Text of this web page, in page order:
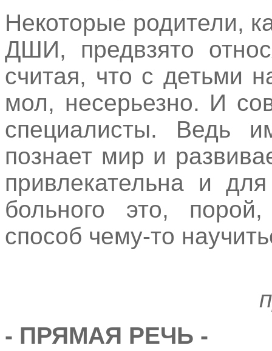
Некоторые родители,
ДШИ, предвзято
считая, что с детьми
мол, несерьезно. И
специалисты. Ведь
познает мир и
привлекательна и
больного это,
способ чему-то
- ПРЯМАЯ РЕЧЬ -